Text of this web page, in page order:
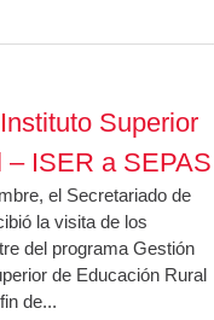
Superior
– ISER a SEPAS
el Secretariado de
la visita de los
del programa Gestión
de Educación Rural
de...